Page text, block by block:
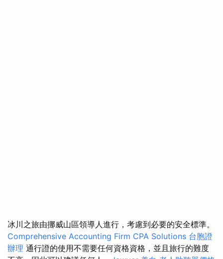
冰川之旅由挪威山區領導人進行，考慮到必要的安全標準。
Comprehensive Accounting Firm CPA Solutions 台胞證
辦理 通行證的使用不需要任何資格資格，並且旅行的難度